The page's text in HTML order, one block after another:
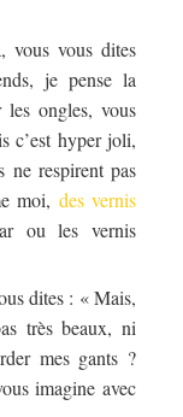
vous vous dites
je pense la
ongles, vous
c’est hyper joli,
ne respirent pas
moi, des vernis
ou les vernis
dites : « Mais,
très beaux, ni
mes gants ?
imagine avec